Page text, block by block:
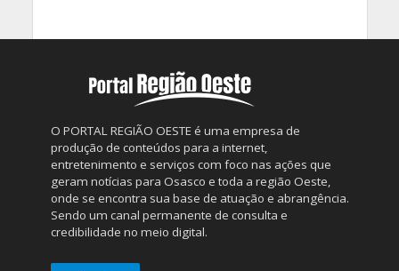
O PORTAL REGIÃO OESTE é uma empresa de
produção de conteúdos para a internet,
entretenimento e serviços com foco nas ações que
geram notícias para Osasco e toda a região Oeste,
onde se encontra sua base de atuação e abrangência.
Sendo um canal permanente de consulta e
credibilidade no meio digital.